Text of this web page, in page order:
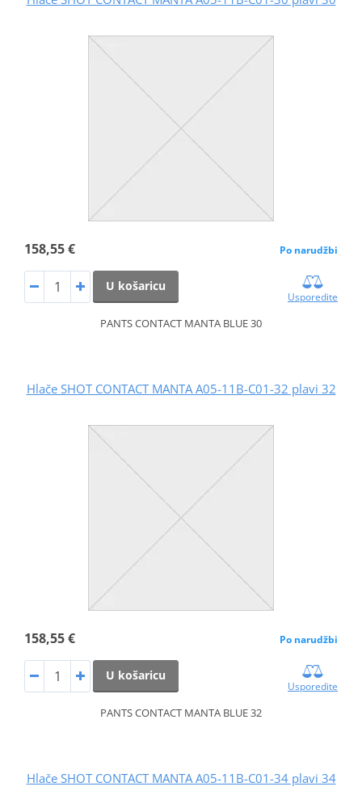
158,55 € Po narudžbi
U košaricu
Usporedite
PANTS CONTACT MANTA BLUE 30
Hlače SHOT CONTACT MANTA A05-11B-C01-32 plavi 32
158,55 € Po narudžbi
U košaricu
Usporedite
PANTS CONTACT MANTA BLUE 32
Hlače SHOT CONTACT MANTA A05-11B-C01-34 plavi 34